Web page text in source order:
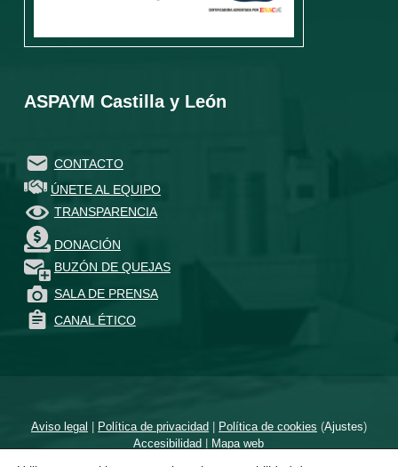
ASPAYM Castilla y León
CONTACTO
ÚNETE AL EQUIPO
TRANSPARENCIA
DONACIÓN
BUZÓN DE QUEJAS
SALA DE PRENSA
CANAL ÉTICO
Aviso legal | Política de privacidad| Política de cookies (Ajustes)
Accesibilidad | Mapa web